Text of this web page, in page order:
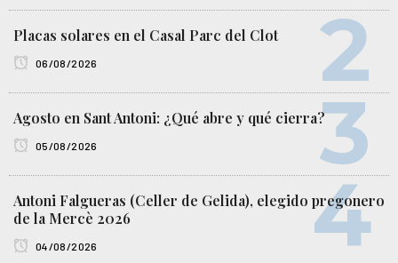
Placas solares en el Casal Parc del Clot
06/08/2026
Agosto en Sant Antoni: ¿Qué abre y qué cierra?
05/08/2026
Antoni Falgueras (Celler de Gelida), elegido pregonero
de la Mercè 2026
04/08/2026